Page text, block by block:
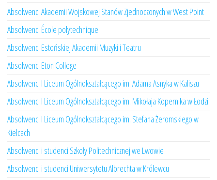
Absolwenci Akademii Wojskowej Stanów Zjednoczonych w West Point
Absolwenci École polytechnique
Absolwenci Estońskiej Akademii Muzyki i Teatru
Absolwenci Eton College
Absolwenci I Liceum Ogólnokształcącego im. Adama Asnyka w Kaliszu
Absolwenci I Liceum Ogólnokształcącego im. Mikołaja Kopernika w Łodzi
Absolwenci I Liceum Ogólnokształcącego im. Stefana Żeromskiego w
Kielcach
Absolwenci i studenci Szkoły Politechnicznej we Lwowie
Absolwenci i studenci Uniwersytetu Albrechta w Królewcu